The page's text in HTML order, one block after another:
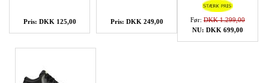
Pris: DKK 125,00 Pris: DKK 249,00 Før: DKK 1.299,00
NU: DKK 699,00